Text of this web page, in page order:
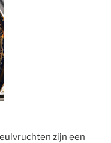
zijn een